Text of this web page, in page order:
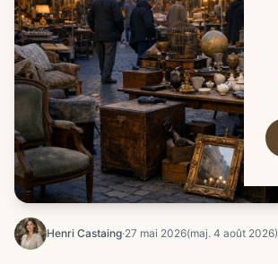
Henri Castaing·27 mai 2026(maj. 4 août 2026)